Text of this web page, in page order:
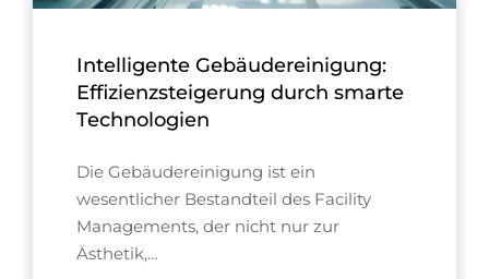
Intelligente Gebäudereinigung:
Effizienzsteigerung durch smarte
Technologien
Die Gebäudereinigung ist ein
wesentlicher Bestandteil des Facility
Managements, der nicht nur zur
Ästhetik,…